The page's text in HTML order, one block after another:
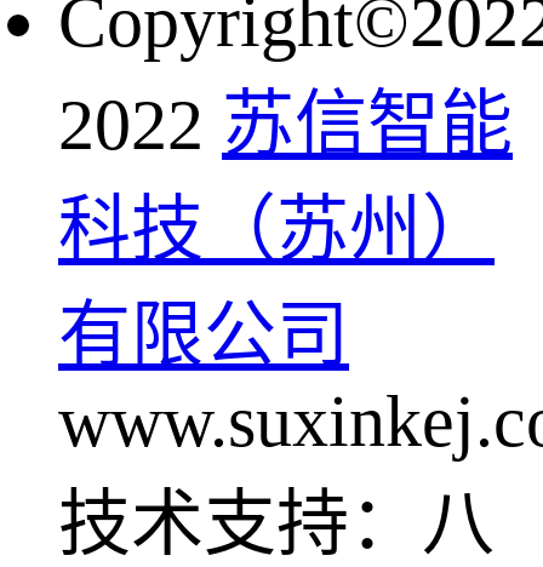
2022 苏信智能
科技（苏州）
有限公司
技术支持：八